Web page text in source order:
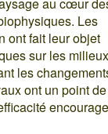
Les
ont fait leur objet
sur les
les
ont un point
encourage